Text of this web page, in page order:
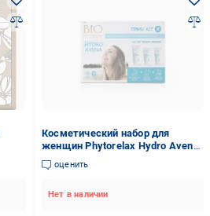
Косметический набор для
женщин Phytorelax Hydro Avena
Travel Kit
оценить
Нет в наличии